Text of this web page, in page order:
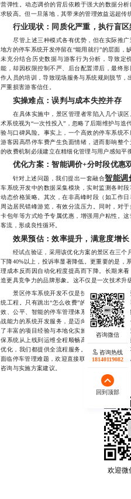
营弹性。动态调价的背后依赖于强大的数据分
求较高。但一旦落地，其带来的管理效益远超传
行业现状：同质化严重，执行盲区
尽管上述三种模式各有优势，但在实际推广
地方的停车系统开发停留在“能用就行”的层面
未充分结合历史数据与游客行为分析，导致定
能，却因权限控制不严、后台配置滞后，最终
作人员的培训，导致现场服务与系统规则脱节，
严重损害游客信任。
实操难点：误判与成本失控并存
在具体实施中，景区管理者常陷入几个误区
术系统视为“一次性投入”，忽略了后期维护与
验与口碑风险。事实上，一个高效的停车系统
游客因高昂停车费产生负面情绪，进而影响整
的收费机制必须建立在精细化管理与用户感知平
优化方案：智能调价+分时段优惠
针对上述问题，我们提出一套融合智能调
车系统开发中的数据采集模块，实时监测各时
动态价格策略。其次，在非高峰时段（如工作
周边居民错峰游览，有效分流压力。同时，对
卡包年等方式给予专属优惠，增强用户粘性。
客流，形成良性循环。
效果预估：效率提升，满意度增
经试点验证，采用该优化方案的景区在三个
下降40%以上，投诉率显著降低。更重要的是，
理成本反而因自动化程度提高而下降。长期来
造更具竞争力的品牌形象。这不仅是一次技术升
景区停车系统开发不仅是技术实现的问题，
统工程。只有跳出“怎么收费”的表层思维，深
效、公平、智能的停车管理体系。对于正在考
战能力的系统开发服务，是迈向智慧化管理的
了丰富的项目经验与本地化实施能力，能够根
保系统从上线到运维全程顺畅高效。无论是系
优化，我们都提供全流程服务。目前已有多个
面临停车管理难题，欢迎直接联系我们的专业团
咨询与实施方案建议。
欢迎微
咨询热线
18140119082
回到顶部